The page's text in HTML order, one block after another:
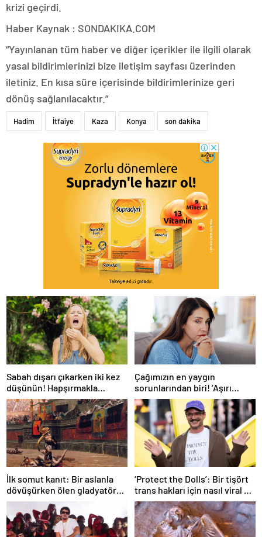
krizi geçirdi.
Haber Kaynak : SONDAKIKA.COM
“Yayınlanan tüm haber ve diğer içerikler ile ilgili olarak
yasal bildirimlerinizi bize iletişim sayfası üzerinden
iletiniz. En kısa süre içerisinde bildirimlerinize geri
dönüş sağlanılacaktır.”
Hadim İtfaiye Kaza Konya son dakika
Sabah dışarı çıkarken iki kez
düşünün! Hapşırmakla
başlayıp astıma
dönüşebiliyor
Çağımızın en yaygın
sorunlarından biri! ‘Aşırı
düşünmeyle başa çıkmak
mümkün’
İlk somut kanıt: Bir aslanla
dövüşürken ölen gladyatörün
iskeleti bulundu
‘Protect the Dolls’: Bir tişört
trans hakları için nasıl viral bir
sembol haline geldi?